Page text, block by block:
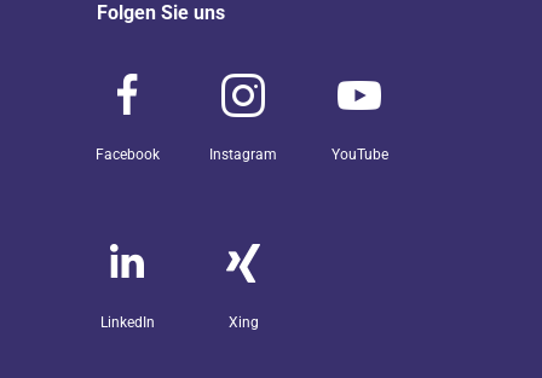
Folgen Sie uns
Facebook Instagram YouTube
LinkedIn Xing